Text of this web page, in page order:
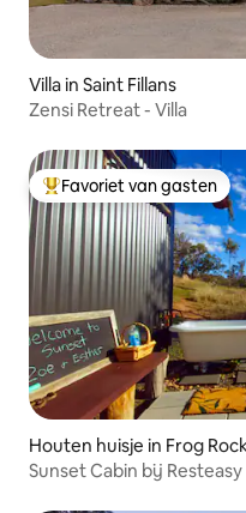
Villa in Saint Fillans
Zensi Retreat - Villa
Topfavoriet van gasten
Favoriet van gasten
Houten huisje in Frog
Sunset Cabin bij